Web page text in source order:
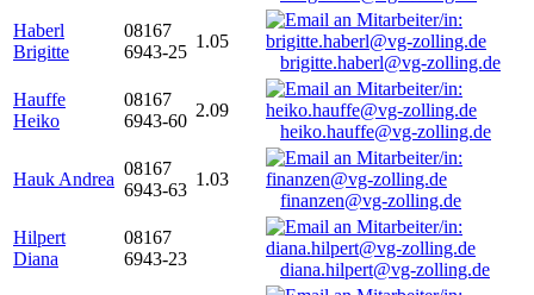
Haberl
Brigitte
08167
6943-25
1.05
brigitte.haberl@vg-zolling.de
Hauffe
Heiko
08167
6943-60
2.09
heiko.hauffe@vg-zolling.de
Hauk Andrea
08167
6943-63
1.03
finanzen@vg-zolling.de
Hilpert
Diana
08167
6943-23
diana.hilpert@vg-zolling.de